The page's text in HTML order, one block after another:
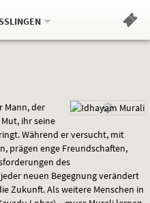
.
Mann, der
ihr seine
Während er versucht, mit
prägen enge Freundschaften,
des
neuen Begegnung verändert
Zukunft. Als weitere Menschen in